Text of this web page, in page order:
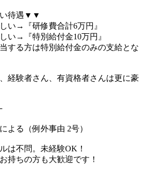
待遇▼▼
い→『研修費合計6万円』
い→『特別給付金10万円』
する方は特別給付金のみの支給とな
経験者さん、有資格者さんは更に豪
よる（例外事由 2号）
は不問。未経験OK！
持ちの方も大歓迎です！